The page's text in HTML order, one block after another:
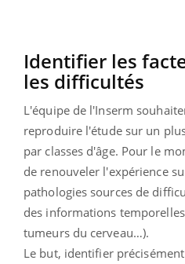
Identifier les
les difficultés
L'équipe de l'Inserm
reproduire l'étude sur un
par classes d'âge. Pour le
de renouveler l'expérience
pathologies sources de
des informations
tumeurs du cerveau…).
Le but, identifier